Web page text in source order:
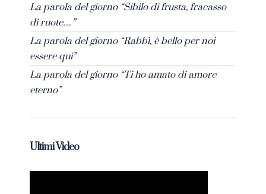
La parola del giorno “Sibilo di frusta, fracasso
di ruote…”
La parola del giorno “Rabbì, è bello per noi
essere qui”
La parola del giorno “Ti ho amato di amore
eterno”
Ultimi Video